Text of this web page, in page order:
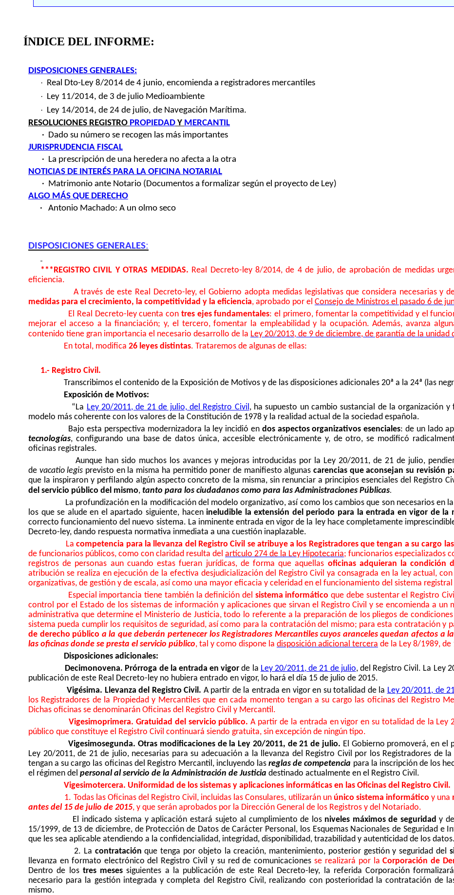
ÍNDICE DEL INFORME:
DISPOSICIONES GENERALES:
· Real Dto-Ley 8/2014 de 4 junio, encomienda a registradores mercantiles
· Ley 11/2014, de 3 de julio Medioambiente
· Ley 14/2014, de 24 de julio, de Navegación Marítima.
RESOLUCIONES REGISTRO PROPIEDAD Y MERCANTIL
· Dado su número se recogen las más importantes
JURISPRUDENCIA FISCAL
· La prescripción de una heredera no afecta a la otra
NOTICIAS DE INTERÉS PARA LA OFICINA NOTARIAL
· Matrimonio ante Notario (Documentos a formalizar según el proyecto de Ley)
ALGO MÁS QUE DERECHO
·
Antonio Machado: A un olmo seco
DISPOSICIONES GENERALES:
***REGISTRO CIVIL Y OTRAS MEDIDAS. Real Decreto-ley 8/2014, de 4 de julio, de aprobación de medidas
eficiencia.
A través de este Real Decreto-ley, el Gobierno adopta medidas legislativas que considera necesarias y
medidas para el crecimiento, la competitividad y la eficiencia, aprobado por el Consejo de Ministros el pasado 6 de
El Real Decreto-ley cuenta con tres ejes fundamentales: el primero, fomentar la competitividad y el
mejorar el acceso a la financiación; y, el tercero, fomentar la empleabilidad y la ocupación. Además, avanza
contenido tiene gran importancia el necesario desarrollo de la Ley 20/2013, de 9 de diciembre, de garantía de la unidad
En total, modifica 26 leyes distintas. Trataremos de algunas de ellas:
1.- Registro Civil.
Transcribimos el contenido de la Exposición de Motivos y de las disposiciones adicionales 20ª a la 24ª (las
Exposición de Motivos:
“La Ley 20/2011, de 21 de julio, del Registro Civil , ha supuesto un cambio sustancial de la organización
modelo más coherente con los valores de la Constitución de 1978 y la realidad actual de la sociedad española.
Bajo esta perspectiva modernizadora la ley incidió en dos aspectos organizativos esenciales: de un lado
tecnologías, configurando una base de datos única, accesible electrónicamente y, de otro, se modificó
oficinas registrales.
Aunque han sido muchos los avances y mejoras introducidas por la Ley 20/2011, de 21 de julio,
de vacatio legis previsto en la misma ha permitido poner de manifiesto algunascarencias que aconsejan su revisión
que la inspiraron y perfilando algún aspecto concreto de la misma, sin renunciar a principios esenciales del Registro
del servicio público del mismo, tanto para los ciudadanos como para las Administraciones Públicas.
La profundización en la modificación del modelo organizativo, así como los cambios que son necesarios en
los que se alude en el apartado siguiente, hacen ineludible la extensión del periodo para la entrada en vigor de la
correcto funcionamiento del nuevo sistema. La inminente entrada en vigor de la ley hace completamente
Decreto-ley, dando respuesta normativa inmediata a una cuestión inaplazable.
Lacompetencia para la llevanza del Registro Civil se atribuye a los Registradores que tengan a su cargo
de funcionarios públicos, como con claridad resulta del artículo 274 de la Ley Hipotecaria; funcionarios especializados
registros de personas aun cuando estas fueran jurídicas, de forma que aquellas oficinas adquieran la condición
atribución se realiza en ejecución de la efectiva desjudicialización del Registro Civil ya consagrada en la ley actual,
organizativas, de gestión y de escala, así como una mayor eficacia y celeridad en el funcionamiento del sistema
Especial importancia tiene también la definición del sistema informático que debe sustentar el Registro
control por el Estado de los sistemas de información y aplicaciones que sirvan el Registro Civil y se encomienda a
administrativa que determine el Ministerio de Justicia, todo lo referente a la preparación de los pliegos de condiciones
sistema pueda cumplir los requisitos de seguridad, así como para la contratación del mismo; para esta contratación y
de derecho público a la que deberán pertenecer los Registradores Mercantiles cuyos aranceles quedan afectos a
las oficinas donde se presta el servicio público, tal y como dispone la disposición adicional tercera de la Ley 8/1989, de
Disposiciones adicionales:
Decimonovena. Prórroga de la entrada en vigorde la Ley 20/2011, de 21 de julio, del Registro Civil. La Ley
publicación de este Real Decreto-ley no hubiera entrado en vigor, lo hará el día 15 de julio de 2015.
Vigésima. Llevanza del Registro Civil. A partir de la entrada en vigor en su totalidad de la Ley 20/2011, de
los Registradores de la Propiedad y Mercantiles que en cada momento tengan a su cargo las oficinas del Registro
Dichas oficinas se denominarán Oficinas del Registro Civil y Mercantil.
Vigesimoprimera. Gratuidad del servicio público.A partir de la entrada en vigor en su totalidad de la Ley
público que constituye el Registro Civil continuará siendo gratuita, sin excepción de ningún tipo.
Vigesimosegunda. Otras modificaciones de la Ley 20/2011, de 21 de julio. El Gobierno promoverá, en el
Ley 20/2011, de 21 de julio, necesarias para su adecuación a la llevanza del Registro Civil por los Registradores de
tengan a su cargo las oficinas del Registro Mercantil, incluyendo lasreglas de competencia para la inscripción de los
el régimen del personal al servicio de la Administración de Justicia destinado actualmente en el Registro Civil.
Vigesimotercera. Uniformidad de los sistemas y aplicaciones informáticas en las Oficinas del Registro Civil.
1. Todas las Oficinas del Registro Civil, incluidas las Consulares, utilizarán un único sistema informático y una
antes del 15 de julio de 2015, y que serán aprobados por la Dirección General de los Registros y del Notariado.
El indicado sistema y aplicación estará sujeto al cumplimiento de los niveles máximos de seguridad y
15/1999, de 13 de diciembre, de Protección de Datos de Carácter Personal, los Esquemas Nacionales de Seguridad e
que les sea aplicable atendiendo a la confidencialidad, integridad, disponibilidad, trazabilidad y autenticidad de los datos.
2. La contratación que tenga por objeto la creación, mantenimiento, posterior gestión y seguridad del
llevanza en formato electrónico del Registro Civil y su red de comunicacionesse realizará por laCorporación de
Dentro de los tres meses siguientes a la publicación de este Real Decreto-ley, la referida Corporación
necesario para la gestión integrada y completa del Registro Civil, realizando con posterioridad la contratación de
mismo.